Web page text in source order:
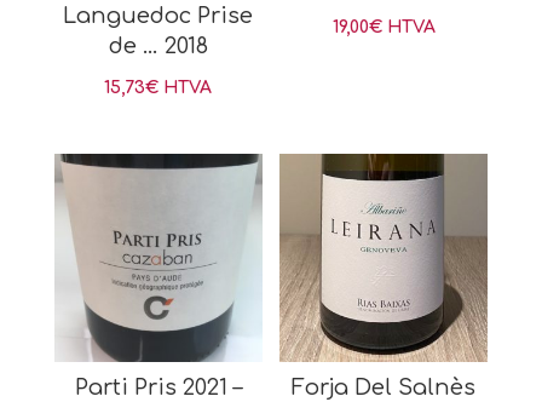
Languedoc Prise
de … 2018
15,73€ HTVA
19,00€ HTVA
Parti Pris 2021 –
Forja Del Salnès